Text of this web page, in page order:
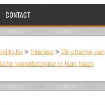
CONTACT
> Interieur > De charme van
wanddecoratie in huis halen